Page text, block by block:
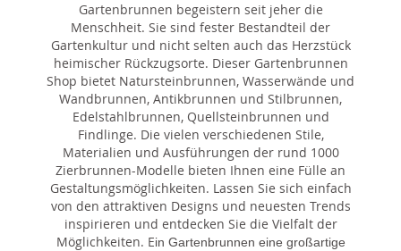
Gartenbrunnen begeistern seit jeher die
Menschheit. Sie sind fester Bestandteil der
Gartenkultur und nicht selten auch das Herzstück
heimischer Rückzugsorte. Dieser Gartenbrunnen
Shop bietet Natursteinbrunnen, Wasserwände und
Wandbrunnen, Antikbrunnen und Stilbrunnen,
Edelstahlbrunnen, Quellsteinbrunnen und
Findlinge. Die vielen verschiedenen Stile,
Materialien und Ausführungen der rund 1000
Zierbrunnen-Modelle bieten Ihnen eine Fülle an
Gestaltungsmöglichkeiten. Lassen Sie sich einfach
von den attraktiven Designs und neuesten Trends
inspirieren und entdecken Sie die Vielfalt der
Möglichkeiten. Ein Gartenbrunnen eine großartige